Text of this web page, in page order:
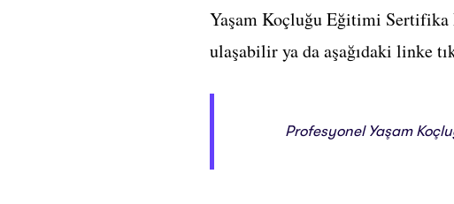
Yaşam Koçluğu Eğitimi Sertifika
ulaşabilir ya da aşağıdaki linke
Profesyonel Yaşam